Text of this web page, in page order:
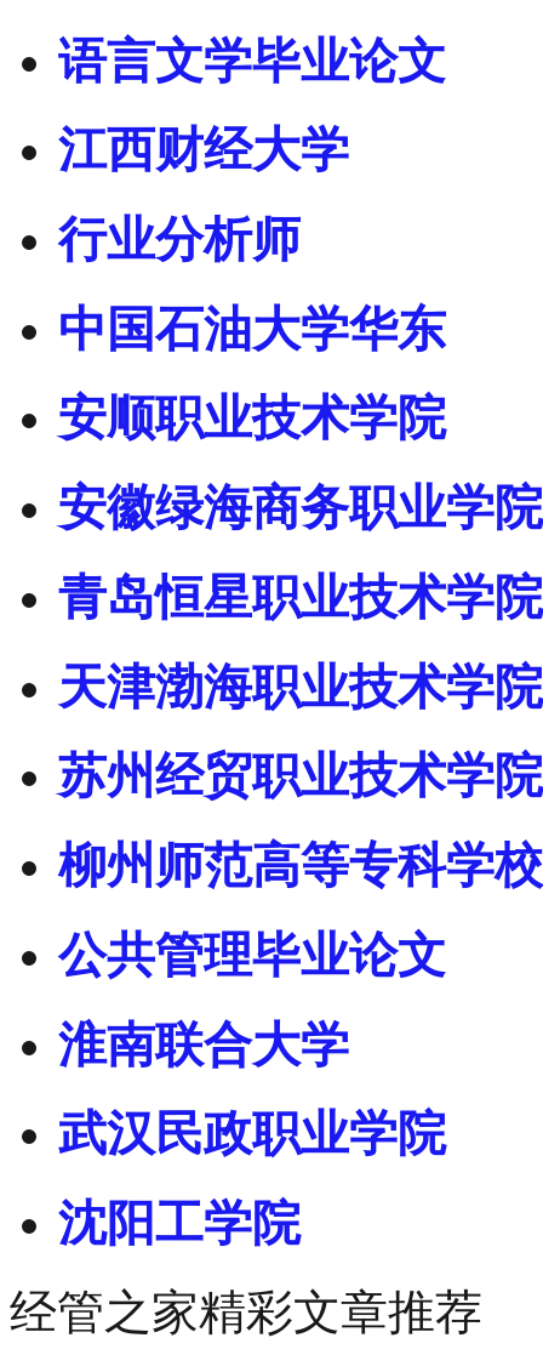
语言文学毕业论文
江西财经大学
行业分析师
中国石油大学华东
安顺职业技术学院
安徽绿海商务职业学院
青岛恒星职业技术学院
天津渤海职业技术学院
苏州经贸职业技术学院
柳州师范高等专科学校
公共管理毕业论文
淮南联合大学
武汉民政职业学院
沈阳工学院
经管之家精彩文章推荐